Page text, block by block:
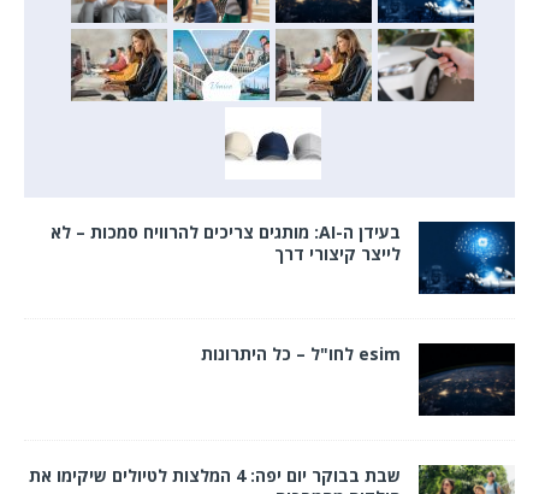
בעידן ה-AI: מותגים צריכים להרוויח סמכות – לא
לייצר קיצורי דרך
esim לחו"ל – כל היתרונות
שבת בבוקר יום יפה: 4 המלצות לטיולים שיקימו את